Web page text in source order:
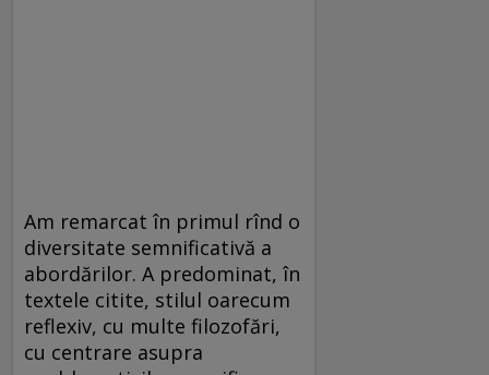
Am remarcat în primul rînd o
diversitate semnificativă a
abordărilor. A predominat, în
textele citite, stilul oarecum
reflexiv, cu multe filozofări,
cu centrare asupra